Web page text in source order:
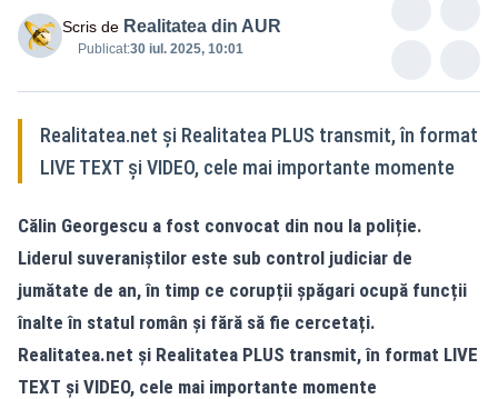
Scris de Realitatea din AUR
Publicat:30 iul. 2025, 10:01
Realitatea.net și Realitatea PLUS transmit, în format
LIVE TEXT și VIDEO, cele mai importante momente
Călin Georgescu a fost convocat din nou la poliție.
Liderul suveraniștilor este sub control judiciar de
jumătate de an, în timp ce corupții șpăgari ocupă funcții
înalte în statul român și fără să fie cercetați.
Realitatea.net și Realitatea PLUS transmit, în format LIVE
TEXT și VIDEO, cele mai importante momente